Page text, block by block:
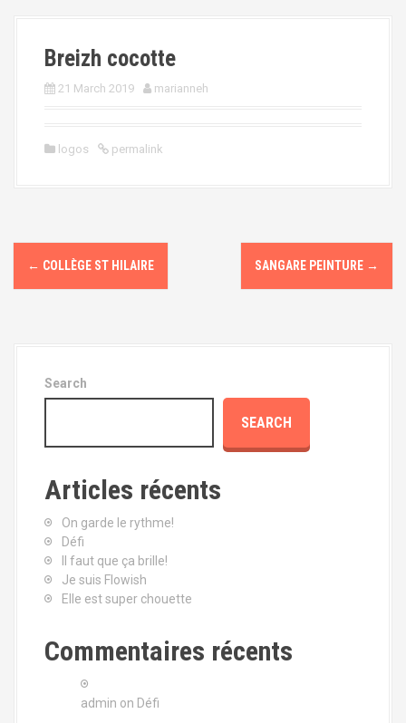
Breizh cocotte
21 March 2019 marianneh
logos permalink
P
o
← COLLÈGE ST HILAIRE SANGARE PEINTURE →
Search
SEARCH
Articles récents
On garde le rythme!
Défi
Il faut que ça brille!
Je suis Flowish
Elle est super chouette
Commentaires récents
admin on Défi